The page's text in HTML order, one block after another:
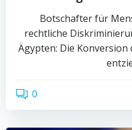
Botschafter für
rechtliche
Ägypten: Die Konversion
0